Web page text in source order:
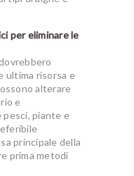
per eliminare le
ultima risorsa e
alterare
e
pesci, piante e
principale della
prima metodi